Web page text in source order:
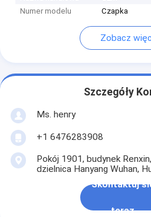
Numer modelu
Czapka
Zobacz
Szczegóły
Ms. henry
+1 6476283908
Pokój 1901, budynek
dzielnica Hanyang Wuhan,
Skontaktuj
teraz